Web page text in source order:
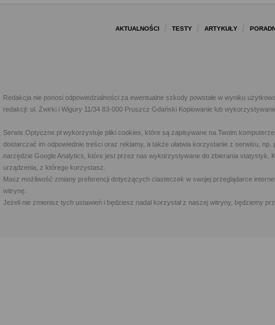
AKTUALNOŚCI TESTY ARTYKUŁY
Redakcja nie ponosi odpowiedzialności za ewentualne szkody powstałe w wyniku
redakcji: ul. Żwirki i Wigury 11/34 83-000 Pruszcz Gdański Kopiowanie lub
Serwis Optyczne.pl wykorzystuje pliki cookies, które są zapisywane na Twoim
dostarczać im odpowiednie treści oraz reklamy, a także ułatwia korzystanie z serwisu,
narzędzie Google Analytics, które jest przez nas wykorzystywane do zbierania statystyk.
urządzenia, z którego korzystasz.
Masz możliwość zmiany preferencji dotyczących ciasteczek w swojej przeglądarce
witrynę.
Jeżeli nie zmienisz tych ustawień i będziesz nadal korzystał z naszej witryny, będziemy